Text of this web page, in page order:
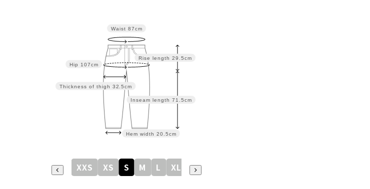
Inseam length 71.5cm
Rise length 29.5cm
Hem width 20.5cm
Thickness of thigh 32.5cm
Hip 107cm
Waist 87cm
XXS XS S M L XL